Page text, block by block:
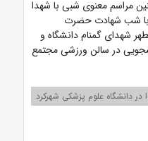
مراسم معنوی شبی با شهدا
با شب شهادت حضرت
شهدای گمنام دانشگاه و
شرکت ۵۰ تیم دانشجویی در سالن ورزشی مجتمع
دانشگاه علوم پزشکی شهرکرد